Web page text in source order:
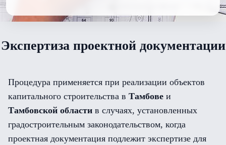
Экспертиза проектной документации
Процедура применяется при реализации объектов
капитального строительства в Тамбове и
Тамбовской области в случаях, установленных
градостроительным законодательством, когда
проектная документация подлежит экспертизе для